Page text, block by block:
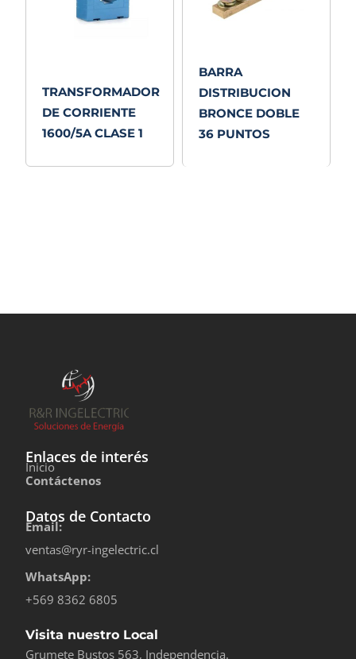
TRANSFORMADOR
DE CORRIENTE
1600/5A CLASE 1
BARRA
DISTRIBUCION
BRONCE DOBLE
36 PUNTOS
Enlaces de interés
Inicio
Contáctenos
Datos de Contacto
Email:
ventas@ryr-ingelectric.cl
WhatsApp:
+569 8362 6805
Visita nuestro Local
Grumete Bustos 563, Independencia.